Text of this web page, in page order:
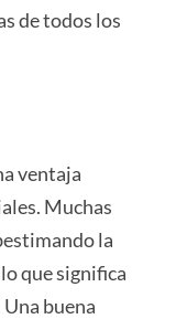
de todos los
ventaja
Muchas
la
que significa
buena